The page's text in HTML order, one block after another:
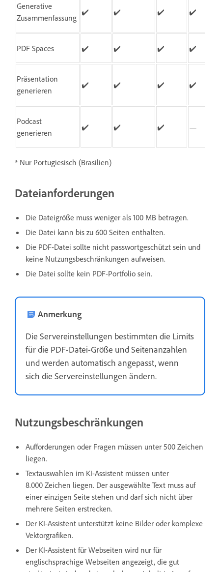
Generative
Zusammenfassung
✔️ ✔️ ✔️ ✔️
PDF Spaces ✔️ ✔️ ✔️ ✔️
Präsentation
generieren
✔️ ✔️ ✔️ ✔️
Podcast
generieren
✔️ ✔️ ✔️ —
* Nur Portugiesisch (Brasilien)
Dateianforderungen
Die Dateigröße muss weniger als 100 MB betragen.
Die Datei kann bis zu 600 Seiten enthalten.
Die PDF-Datei sollte nicht passwortgeschützt sein und
keine Nutzungsbeschränkungen aufweisen.
Die Datei sollte kein PDF-Portfolio sein.
Anmerkung
Die Servereinstellungen bestimmten die Limits
für die PDF-Datei-Größe und Seitenanzahlen
und werden automatisch angepasst, wenn
sich die Servereinstellungen ändern.
Nutzungsbeschränkungen
Aufforderungen oder Fragen müssen unter 500 Zeichen
liegen.
Textauswahlen im KI-Assistent müssen unter
8.000 Zeichen liegen. Der ausgewählte Text muss auf
einer einzigen Seite stehen und darf sich nicht über
mehrere Seiten erstrecken.
Der KI-Assistent unterstützt keine Bilder oder komplexe
Vektorgrafiken.
Der KI-Assistent für Webseiten wird nur für
englischsprachige Webseiten angezeigt, die gut